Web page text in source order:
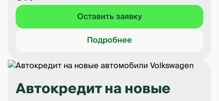
Оставить заявку
Подробнее
Автокредит на новые